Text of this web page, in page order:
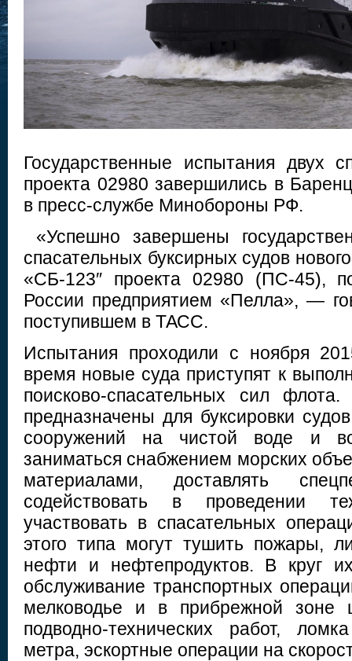
Государственные испытания двух
проекта 02980 завершились в
в пресс-службе Минобороны РФ.
«Успешно завершены
спасательных буксирных судов
«СБ-123″ проекта 02980 (ПС-45),
России предприятием «Пелла», —
поступившем в ТАСС.
Испытания проходили с ноября
время новые суда приступят к
поисково-спасательных сил
предназначены для буксировки
сооружений на чистой воде и
заниматься снабжением морских
материалами, доставлять
содействовать в проведении
участвовать в спасательных
этого типа могут тушить пожары,
нефти и нефтепродуктов. В круг
обслуживание транспортных
мелководье и в прибрежной зоне
подводно-технических работ,
метра, эскортные операции на